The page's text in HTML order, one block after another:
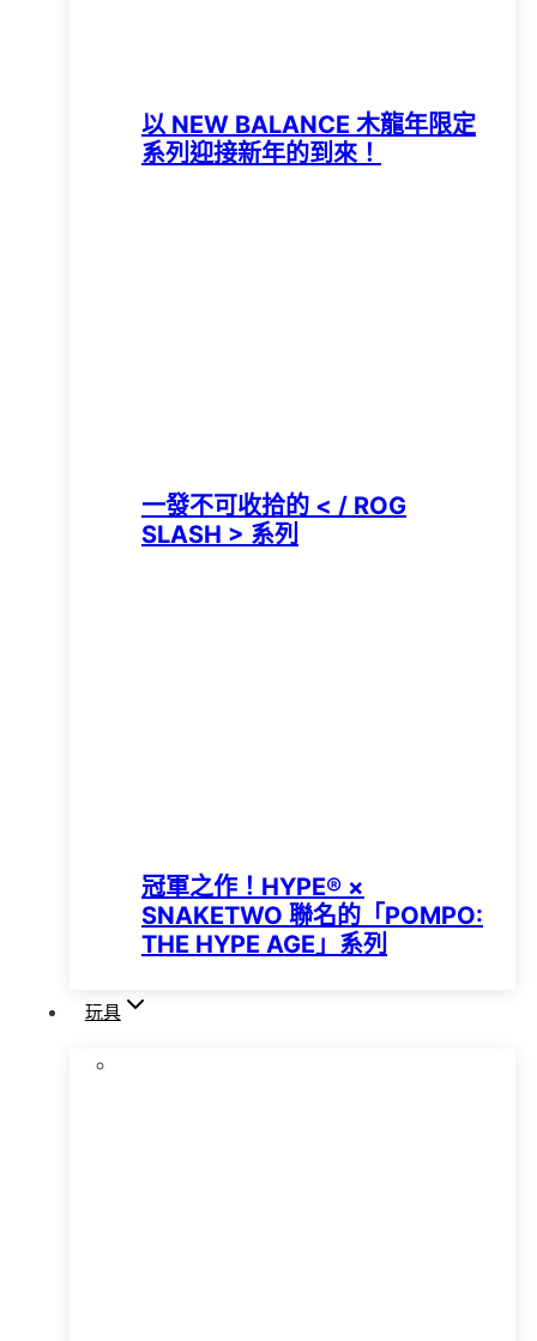
以 NEW BALANCE 木龍年限定
系列迎接新年的到來！
一發不可收拾的 < / ROG
SLASH > 系列
冠軍之作！HYPE®️ ×
SNAKETWO 聯名的「POMPO:
THE HYPE AGE」系列
玩具